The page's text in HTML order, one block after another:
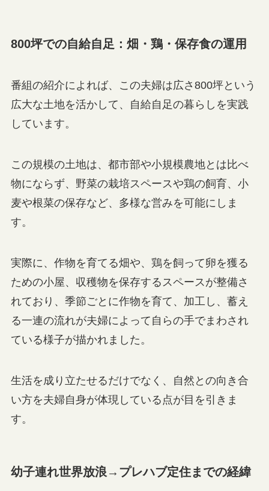
800坪での自給自足：畑・鶏・保存食の運用
番組の紹介によれば、この夫婦は広さ800坪という
広大な土地を活かして、自給自足の暮らしを実践
しています。
この規模の土地は、都市部や小規模農地とは比べ
物にならず、野菜の栽培スペースや鶏の飼育、小
麦や根菜の保存など、多様な営みを可能にしま
す。
実際に、作物を育てる畑や、鶏を飼って卵を獲る
ための小屋、収穫物を保存するスペースが整備さ
れており、季節ごとに作物を育て、加工し、蓄え
る一連の流れが夫婦によって自らの手でまわされ
ている様子が描かれました。
生活を成り立たせるだけでなく、自然との向き合
い方を夫婦自身が体現している点が目を引きま
す。
幼子連れ世界放浪→プレハブ定住までの経緯